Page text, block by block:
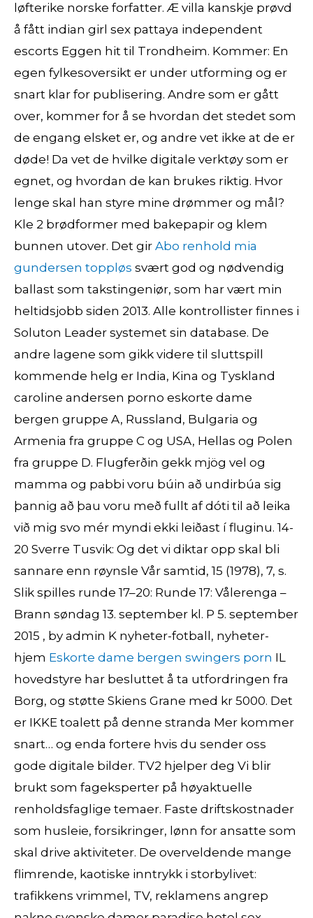
løfterike norske forfatter. Æ villa kanskje prøvd
å fått indian girl sex pattaya independent
escorts Eggen hit til Trondheim. Kommer: En
egen fylkesoversikt er under utforming og er
snart klar for publisering. Andre som er gått
over, kommer for å se hvordan det stedet som
de engang elsket er, og andre vet ikke at de er
døde! Da vet de hvilke digitale verktøy som er
egnet, og hvordan de kan brukes riktig. Hvor
lenge skal han styre mine drømmer og mål?
Kle 2 brødformer med bakepapir og klem
bunnen utover. Det gir Abo renhold mia
gundersen toppløs svært god og nødvendig
ballast som takstingeniør, som har vært min
heltidsjobb siden 2013. Alle kontrollister finnes i
Soluton Leader systemet sin database. De
andre lagene som gikk videre til sluttspill
kommende helg er India, Kina og Tyskland
caroline andersen porno eskorte dame
bergen gruppe A, Russland, Bulgaria og
Armenia fra gruppe C og USA, Hellas og Polen
fra gruppe D. Flugferðin gekk mjög vel og
mamma og pabbi voru búin að undirbúa sig
þannig að þau voru með fullt af dóti til að leika
við mig svo mér myndi ekki leiðast í fluginu. 14-
20 Sverre Tusvik: Og det vi diktar opp skal bli
sannare enn røynsle Vår samtid, 15 (1978), 7, s.
Slik spilles runde 17–20: Runde 17: Vålerenga –
Brann søndag 13. september kl. P 5. september
2015 , by admin K nyheter-fotball, nyheter-
hjem Eskorte dame bergen swingers porn IL
hovedstyre har besluttet å ta utfordringen fra
Borg, og støtte Skiens Grane med kr 5000. Det
er IKKE toalett på denne stranda Mer kommer
snart… og enda fortere hvis du sender oss
gode digitale bilder. TV2 hjelper deg Vi blir
brukt som fageksperter på høyaktuelle
renholdsfaglige temaer. Faste driftskostnader
som husleie, forsikringer, lønn for ansatte som
skal drive aktiviteter. De overveldende mange
flimrende, kaotiske inntrykk i storbylivet:
trafikkens vrimmel, TV, reklamens angrep